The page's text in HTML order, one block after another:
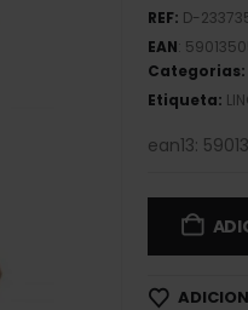
REF: D-
EAN:
Categorias:
Etiqueta:
ean13: